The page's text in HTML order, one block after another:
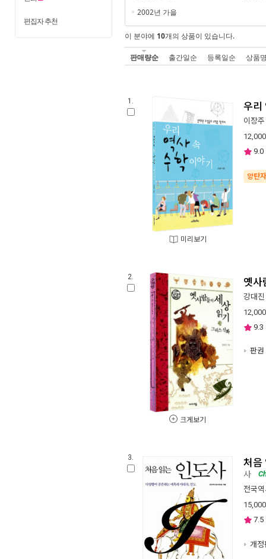
편집자 추천
2002년 가을
이 분야에 10개의 상품이 있습니다.
판매량순 출간일순 등록일순 상품
1.
미리보기
우리
이장주
12,000
9.0
양탄
2.
크게보기
옛사
강대진
12,000
9.3
판권
3. 처음
사
전국
15,000
7.5
개정